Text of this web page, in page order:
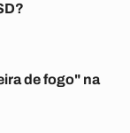
de fogo" na